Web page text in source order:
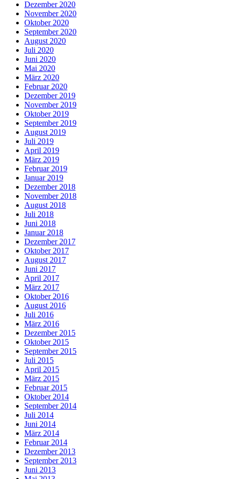
Dezember 2020
November 2020
Oktober 2020
September 2020
August 2020
Juli 2020
Juni 2020
Mai 2020
März 2020
Februar 2020
Dezember 2019
November 2019
Oktober 2019
September 2019
August 2019
Juli 2019
April 2019
März 2019
Februar 2019
Januar 2019
Dezember 2018
November 2018
August 2018
Juli 2018
Juni 2018
Januar 2018
Dezember 2017
Oktober 2017
August 2017
Juni 2017
April 2017
März 2017
Oktober 2016
August 2016
Juli 2016
März 2016
Dezember 2015
Oktober 2015
September 2015
Juli 2015
April 2015
März 2015
Februar 2015
Oktober 2014
September 2014
Juli 2014
Juni 2014
März 2014
Februar 2014
Dezember 2013
September 2013
Juni 2013